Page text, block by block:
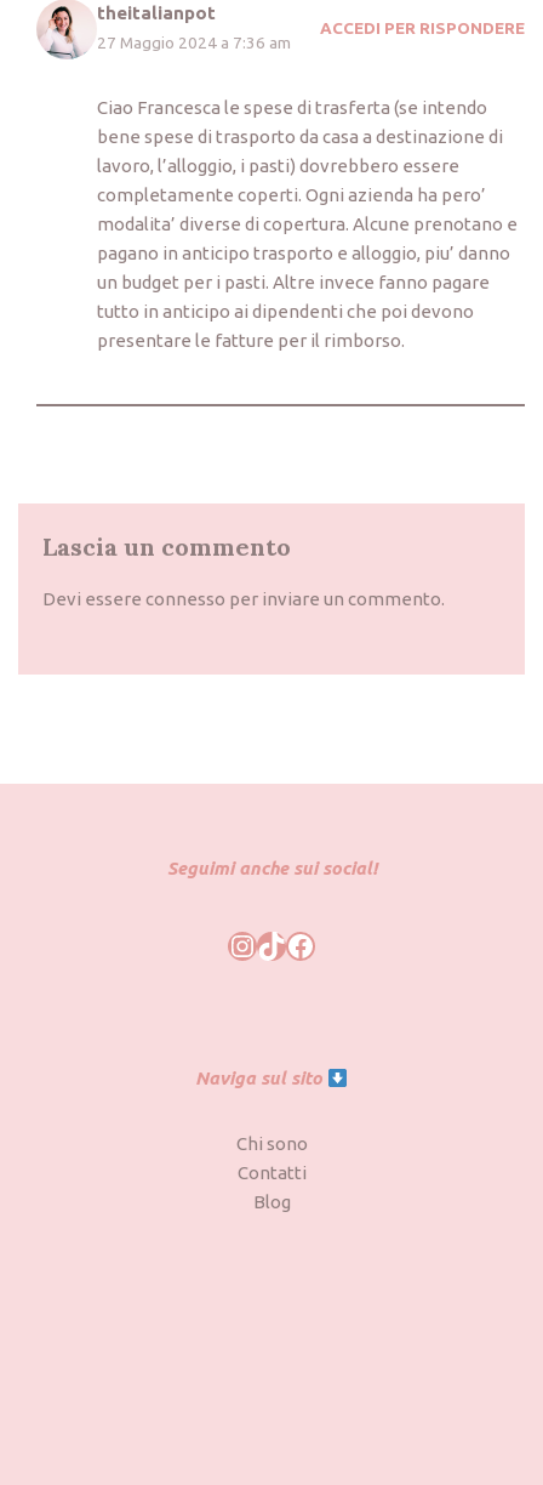
theitalianpot
27 Maggio 2024 a 7:36 am
ACCEDI PER RISPONDERE
Ciao Francesca le spese di trasferta (se intendo
bene spese di trasporto da casa a destinazione di
lavoro, l’alloggio, i pasti) dovrebbero essere
completamente coperti. Ogni azienda ha pero’
modalita’ diverse di copertura. Alcune prenotano e
pagano in anticipo trasporto e alloggio, piu’ danno
un budget per i pasti. Altre invece fanno pagare
tutto in anticipo ai dipendenti che poi devono
presentare le fatture per il rimborso.
Lascia un commento
Devi essere connesso per inviare un commento.
Seguimi anche sui social!
Naviga sul sito
Chi sono
Contatti
Blog